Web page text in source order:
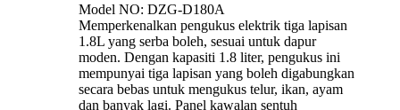
Model NO: DZG-D180A
Memperkenalkan pengukus elektrik tiga lapisan
1.8L yang serba boleh, sesuai untuk dapur
moden. Dengan kapasiti 1.8 liter, pengukus ini
mempunyai tiga lapisan yang boleh digabungkan
secara bebas untuk mengukus telur, ikan, ayam
dan banyak lagi. Panel kawalan sentuh